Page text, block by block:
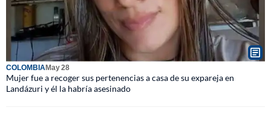
COLOMBIAMay 28
Mujer fue a recoger sus pertenencias a casa de su expareja en
Landázuri y él la habría asesinado